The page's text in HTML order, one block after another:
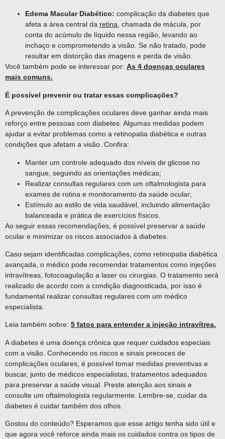
Edema Macular Diabético: complicação da diabetes que
afeta a área central da retina, chamada de mácula, por
conta do acúmulo de líquido nessa região, levando ao
inchaço e comprometendo a visão. Se não tratado, pode
resultar em distorção das imagens e perda de visão.
Você também pode se interessar por: As 4 doenças oculares
mais comuns.
É possível prevenir ou tratar essas complicações?
A prevenção de complicações oculares deve ganhar ainda mais
reforço entre pessoas com diabetes. Algumas medidas podem
ajudar a evitar problemas como a retinopatia diabética e outras
condições que afetam a visão. Confira:
Manter um controle adequado dos níveis de glicose no
sangue, seguindo as orientações médicas;
Realizar consultas regulares com um oftalmologista para
exames de rotina e monitoramento da saúde ocular;
Estímulo ao estilo de vida saudável, incluindo alimentação
balanceada e prática de exercícios físicos.
Ao seguir essas recomendações, é possível preservar a saúde
ocular e minimizar os riscos associados à diabetes.
Caso sejam identificadas complicações, como retinopatia diabética
avançada, o médico pode recomendar tratamentos como injeções
intravítreas, fotocoagulação a laser ou cirurgias. O tratamento será
realizado de acordo com a condição diagnosticada, por isso é
fundamental realizar consultas regulares com um médico
especialista.
Leia também sobre: 5 fatos para entender a injeção intravítrea.
A diabetes é uma doença crônica que requer cuidados especiais
com a visão. Conhecendo os riscos e sinais precoces de
complicações oculares, é possível tomar medidas preventivas e
buscar, junto de médicos especialistas, tratamentos adequados
para preservar a saúde visual. Preste atenção aos sinais e
consulte um oftalmologista regularmente. Lembre-se, cuidar da
diabetes é cuidar também dos olhos.
Gostou do conteúdo? Esperamos que esse artigo tenha sido útil e
que agora você reforce ainda mais os cuidados contra os tipos de